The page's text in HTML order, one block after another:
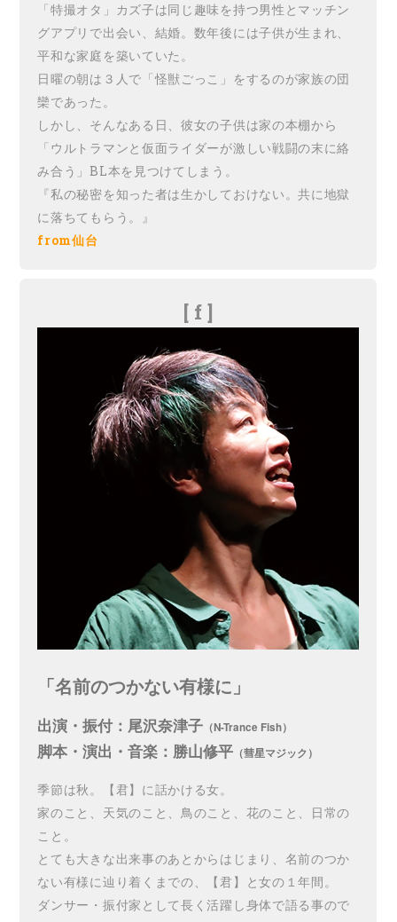
「特撮オタ」カズ子は同じ趣味を持つ男性とマッチン
グアプリで出会い、結婚。数年後には子供が生まれ、
平和な家庭を築いていた。
日曜の朝は３人で「怪獣ごっこ」をするのが家族の団
欒であった。
しかし、そんなある日、彼女の子供は家の本棚から
「ウルトラマンと仮面ライダーが激しい戦闘の末に絡
み合う」BL本を見つけてしまう。
『私の秘密を知った者は生かしておけない。共に地獄
に落ちてもらう。』
from仙台
[ f ]
「名前のつかない有様に」
出演・振付：尾沢奈津子 （N-Trance Fish）
脚本・演出・音楽：勝山修平 （彗星マジック）
季節は秋。【君】に話かける女。
家のこと、天気のこと、鳥のこと、花のこと、日常の
こと。
とても大きな出来事のあとからはじまり、名前のつか
ない有様に辿り着くまでの、【君】と女の１年間。
ダンサー・振付家として長く活躍し身体で語る事ので